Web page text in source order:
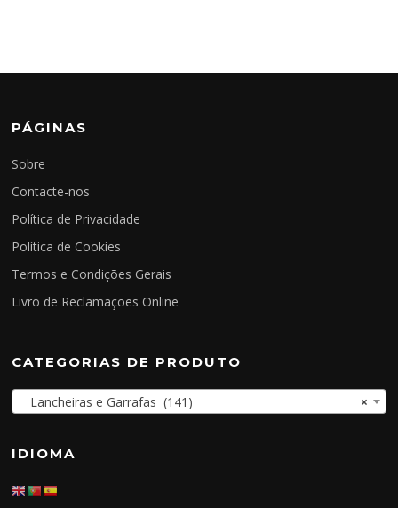
PÁGINAS
Sobre
Contacte-nos
Política de Privacidade
Política de Cookies
Termos e Condições Gerais
Livro de Reclamações Online
CATEGORIAS DE PRODUTO
×
Lancheiras e Garrafas (141)
IDIOMA